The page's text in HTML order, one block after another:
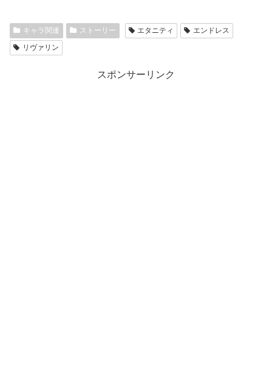
キャラ関連 ストーリー エタニティ
エンドレス
リヴァリン
スポンサーリンク